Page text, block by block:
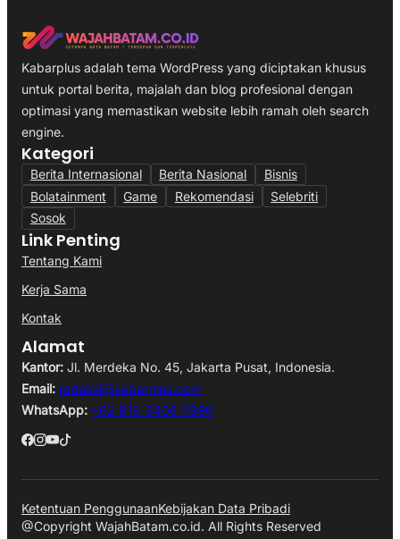
Kabarplus adalah tema WordPress yang diciptakan khusus
untuk portal berita, majalah dan blog profesional dengan
optimasi yang memastikan website lebih ramah oleh search
engine.
Kategori
Berita Internasional Berita Nasional
Bisnis
Bolatainment
Game Rekomendasi
Selebriti
Sosok
Link Penting
Tentang Kami
Kerja Sama
Kontak
Alamat
Kantor: Jl. Merdeka No. 45, Jakarta Pusat, Indonesia.
Email: redaksi@kabarplus.com
WhatsApp: +62 812-3456-7890
Ketentuan PenggunaanKebijakan Data Pribadi
@Copyright WajahBatam.co.id. All Rights Reserved